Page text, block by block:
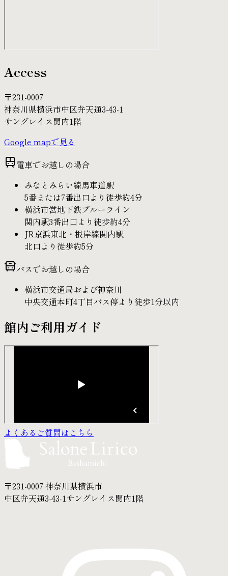
Access
〒231-0007
神奈川県横浜市中区弁天通3-43-1
サングレイス関内1階
Google mapで見る
電車でお越しの場合
みなとみらい線馬車道駅
5番または7番出口より 徒歩約4分
横浜市営地下鉄ブルーライン
関内駅3番出口より 徒歩約4分
JR京浜東北・根岸線関内駅
北口より 徒歩約5分
バスでお越しの場合
横浜市交通局および神奈川
中央交通本町4丁目バス停より 徒歩1分以内
館内ご利用ガイド
よくあるご質問はこちら
〒231-0007 神奈川県横浜市
中区弁天通3-43-1サングレイス関内1階